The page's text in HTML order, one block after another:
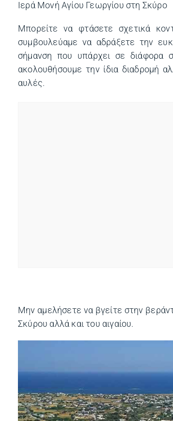
Ιερά Μονή Αγίου Γεωργίου στη Σκύρο
Μπορείτε να φτάσετε σχετικά
συμβουλεύαμε να αδράξετε την
σήμανση που υπάρχει σε διάφορα
ακολουθήσουμε την ίδια διαδρομή
αυλές.
Μην αμελήσετε να βγείτε στην
Σκύρου αλλά και του αιγαίου.